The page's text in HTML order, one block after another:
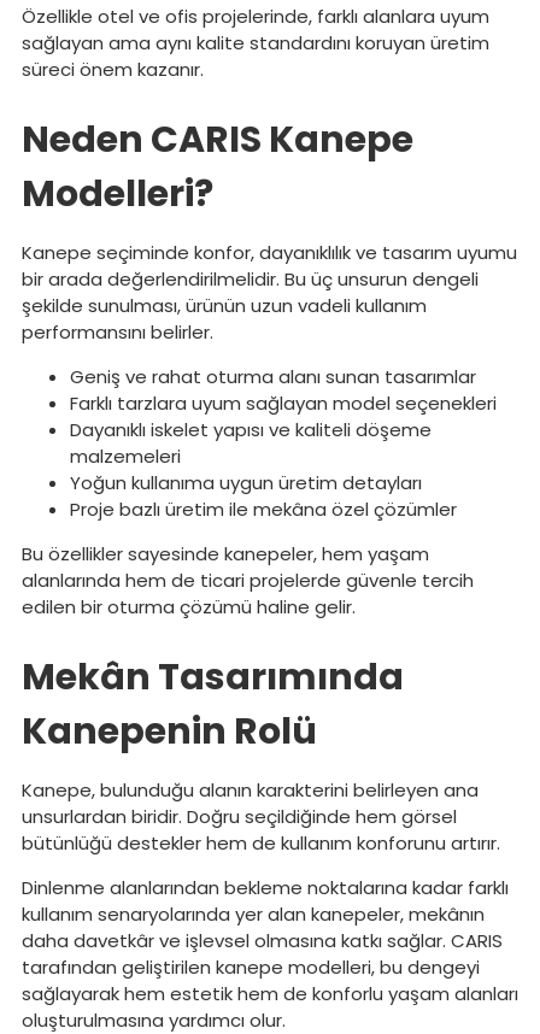
Özellikle otel ve ofis projelerinde, farklı alanlara uyum
sağlayan ama aynı kalite standardını koruyan üretim
süreci önem kazanır.
Neden CARIS Kanepe
Modelleri?
Kanepe seçiminde konfor, dayanıklılık ve tasarım uyumu
bir arada değerlendirilmelidir. Bu üç unsurun dengeli
şekilde sunulması, ürünün uzun vadeli kullanım
performansını belirler.
Geniş ve rahat oturma alanı sunan tasarımlar
Farklı tarzlara uyum sağlayan model seçenekleri
Dayanıklı iskelet yapısı ve kaliteli döşeme
malzemeleri
Yoğun kullanıma uygun üretim detayları
Proje bazlı üretim ile mekâna özel çözümler
Bu özellikler sayesinde kanepeler, hem yaşam
alanlarında hem de ticari projelerde güvenle tercih
edilen bir oturma çözümü haline gelir.
Mekân Tasarımında
Kanepenin Rolü
Kanepe, bulunduğu alanın karakterini belirleyen ana
unsurlardan biridir. Doğru seçildiğinde hem görsel
bütünlüğü destekler hem de kullanım konforunu artırır.
Dinlenme alanlarından bekleme noktalarına kadar farklı
kullanım senaryolarında yer alan kanepeler, mekânın
daha davetkâr ve işlevsel olmasına katkı sağlar. CARIS
tarafından geliştirilen kanepe modelleri, bu dengeyi
sağlayarak hem estetik hem de konforlu yaşam alanları
oluşturulmasına yardımcı olur.